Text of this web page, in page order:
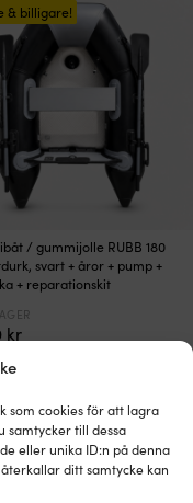
som cookies för att lagra
samtycker till dessa
eller unika ID:n på denna
ditt samtycke kan
var:
895 kr.
är:
9
199 kr.
& billigare!
/ gummijolle RUBB 180
svart + åror + pump +
+ reparationskit
kr